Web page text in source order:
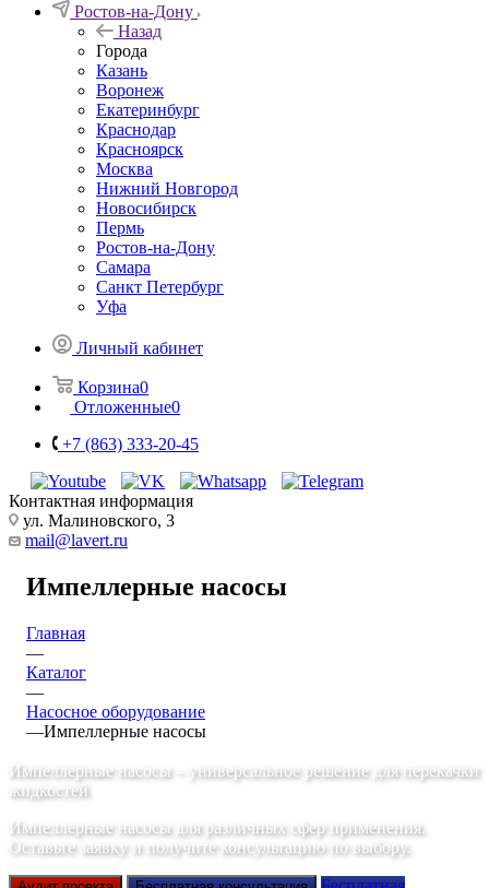
Ростов-на-Дону
Назад
Города
Казань
Воронеж
Екатеринбург
Краснодар
Красноярск
Москва
Нижний Новгород
Новосибирск
Пермь
Ростов-на-Дону
Самара
Санкт Петербург
Уфа
Личный кабинет
Корзина0
Отложенные0
+7 (863) 333-20-45
Контактная информация
ул. Малиновского, 3
mail@lavert.ru
Импеллерные насосы
Главная
—
Каталог
—
Насосное оборудование
—Импеллерные насосы
Импеллерные насосы – универсальное решение для перекачки
жидкостей
Импеллерные насосы для различных сфер применения.
Оставьте заявку и получите консультацию по выбору.